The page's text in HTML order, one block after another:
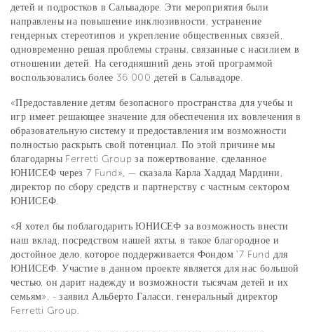
детей и подростков в Сальвадоре. Эти мероприятия были
направлены на повышение инклюзивности, устранение
гендерных стереотипов и укрепление общественных связей,
одновременно решая проблемы страны, связанные с насилием в
отношении детей. На сегодняшний день этой программой
воспользовались более 36 000 детей в Сальвадоре.
«Предоставление детям безопасного пространства для учебы и
игр имеет решающее значение для обеспечения их вовлечения в
образовательную систему и предоставления им возможности
полностью раскрыть свой потенциал. По этой причине мы
благодарны Ferretti Group за пожертвование, сделанное
ЮНИСЕФ через 7 Fund», — сказала Карла Хаддад Мардини,
директор по сбору средств и партнерству с частным сектором
ЮНИСЕФ.
«Я хотел бы поблагодарить ЮНИСЕФ за возможность внести
наш вклад, посредством нашей яхты, в такое благородное и
достойное дело, которое поддерживается Фондом '7 Fund для
ЮНИСЕФ. Участие в данном проекте является для нас большой
честью, он дарит надежду и возможности тысячам детей и их
семьям», - заявил Альберто Галасси, генеральный директор
Ferretti Group.